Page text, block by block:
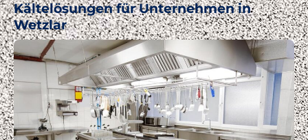
Kältelösungen für Unternehmen in
Wetzlar